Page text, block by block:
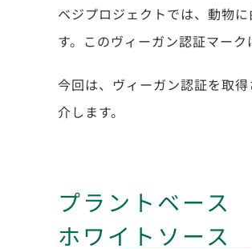
ベジプロジェクトでは、動物
す。このヴィーガン認証マー
今回は、ヴィーガン認証を取
介します。
プラントベー
ホワイトソース